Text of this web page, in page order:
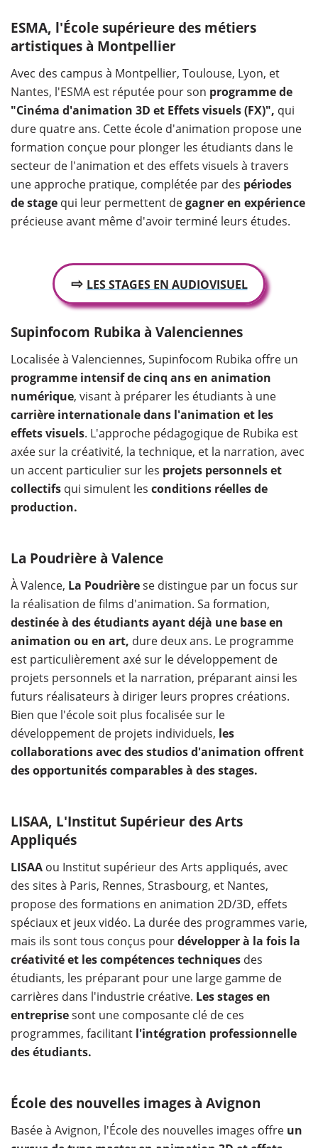
ESMA, l'École supérieure des métiers
artistiques à Montpellier
Avec des campus à Montpellier, Toulouse, Lyon, et
Nantes, l'ESMA est réputée pour son programme de
"Cinéma d'animation 3D et Effets visuels (FX)", qui
dure quatre ans. Cette école d'animation propose une
formation conçue pour plonger les étudiants dans le
secteur de l'animation et des effets visuels à travers
une approche pratique, complétée par des périodes
de stage qui leur permettent degagner en expérience
précieuse avant même d'avoir terminé leurs études.
⇨ LES STAGES EN AUDIOVISUEL
Supinfocom Rubika à Valenciennes
Localisée à Valenciennes, Supinfocom Rubika offre un
programme intensif de cinq ans en animation
numérique, visant à préparer les étudiants à une
carrière internationale dans l'animation et les
effets visuels. L'approche pédagogique de Rubika est
axée sur la créativité, la technique, et la narration, avec
un accent particulier sur les projets personnels et
collectifs qui simulent les conditions réelles de
production.
La Poudrière à Valence
À Valence, La Poudrièrese distingue par un focus sur
la réalisation de films d'animation. Sa formation,
destinée à des étudiants ayant déjà une base en
animation ou en art, dure deux ans. Le programme
est particulièrement axé sur le développement de
projets personnels et la narration, préparant ainsi les
futurs réalisateurs à diriger leurs propres créations.
Bien que l'école soit plus focalisée sur le
développement de projets individuels, les
collaborations avec des studios d'animation offrent
des opportunités comparables à des stages.
LISAA, L'Institut Supérieur des Arts
Appliqués
LISAA ou Institut supérieur des Arts appliqués, avec
des sites à Paris, Rennes, Strasbourg, et Nantes,
propose des formations en animation 2D/3D, effets
spéciaux et jeux vidéo. La durée des programmes varie,
mais ils sont tous conçus pourdévelopper à la fois la
créativité et les compétences techniques des
étudiants, les préparant pour une large gamme de
carrières dans l'industrie créative. Les stages en
entreprisesont une composante clé de ces
programmes, facilitant l'intégration professionnelle
des étudiants.
École des nouvelles images à Avignon
Basée à Avignon, l'École des nouvelles images offre un